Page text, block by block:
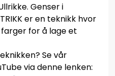
Genser i
er en teknikk hvor
for å lage et
Se vår
via denne lenken: